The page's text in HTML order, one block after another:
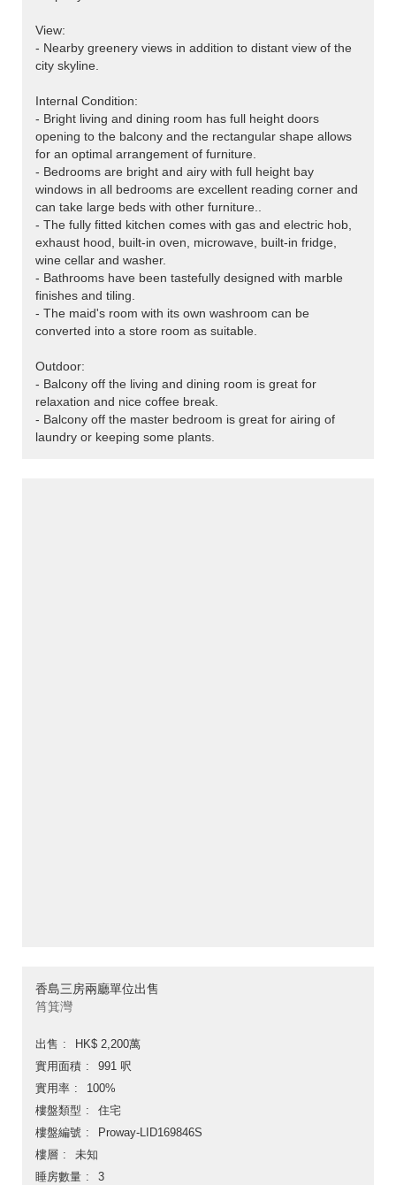
View:
- Nearby greenery views in addition to distant view of the
city skyline.
Internal Condition:
- Bright living and dining room has full height doors
opening to the balcony and the rectangular shape allows
for an optimal arrangement of furniture.
- Bedrooms are bright and airy with full height bay
windows in all bedrooms are excellent reading corner and
can take large beds with other furniture..
- The fully fitted kitchen comes with gas and electric hob,
exhaust hood, built-in oven, microwave, built-in fridge,
wine cellar and washer.
- Bathrooms have been tastefully designed with marble
finishes and tiling.
- The maid's room with its own washroom can be
converted into a store room as suitable.
Outdoor:
- Balcony off the living and dining room is great for
relaxation and nice coffee break.
- Balcony off the master bedroom is great for airing of
laundry or keeping some plants.
香島三房兩廳單位出售
筲箕灣
出售
HK$ 2,200萬
實用面積
991 呎
實用率
100%
樓盤類型
住宅
樓盤編號
Proway-LID169846S
樓層
未知
睡房數量
3